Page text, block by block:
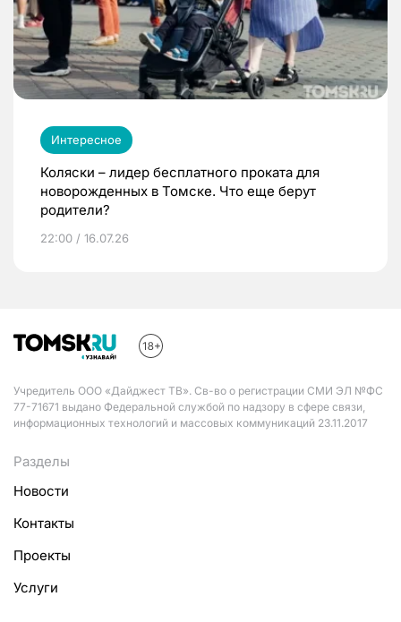
Интересное
Коляски – лидер бесплатного проката для
новорожденных в Томске. Что еще берут
родители?
22:00 / 16.07.26
Учредитель ООО «Дайджест ТВ». Св-во о регистрации СМИ ЭЛ №ФС
77-71671 выдано Федеральной службой по надзору в сфере связи,
информационных технологий и массовых коммуникаций 23.11.2017
Разделы
Новости
Контакты
Проекты
Услуги